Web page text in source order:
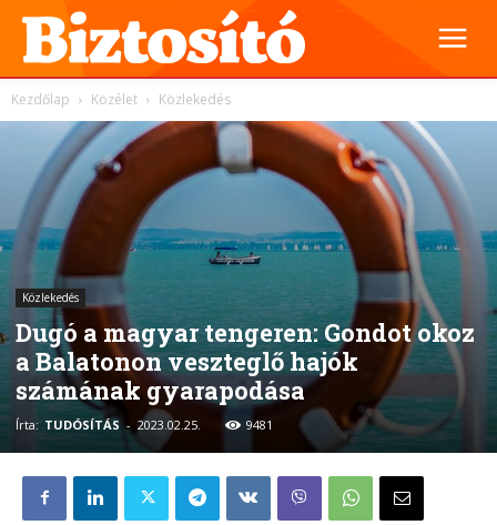
Kezdőlap Közélet Közlekedés
Közlekedés
Dugó a magyar tengeren: Gondot okoz
a Balatonon veszteglő hajók
számának gyarapodása
Írta: TUDÓSÍTÁS - 2023.02.25. 9481